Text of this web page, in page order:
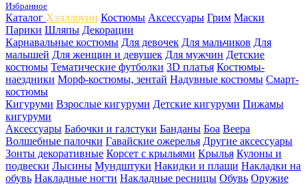
Избранное
Каталог Хэлллоуин Костюмы Аксессуары Грим Маски
Парики Шляпы Декорации
Карнавальные костюмы Для девочек Для мальчиков Для
малышей Для женщин и девушек Для мужчин Детские
костюмы Тематические футболки 3D платья Костюмы-
наездники Морф-костюмы, зентай Надувные костюмы Смарт-
костюмы
Кигуруми Взрослые кигуруми Детские кигуруми Пижамы
кигуруми
Аксессуары Бабочки и галстуки Банданы Боа Веера
Волшебные палочки Гавайские ожерелья Другие аксессуары
Зонты декоративные Корсет с крыльями Крылья Кулоны и
подвески Лысины Мундштуки Накидки и плащи Накладки на
обувь Накладные ногти Накладные ресницы Обувь Оружие